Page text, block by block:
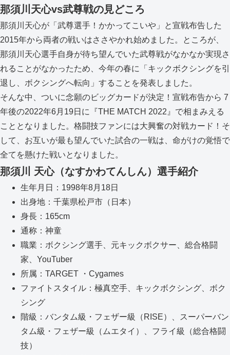
那須川天心vs武尊戦の見どころ
那須川天心が「武尊選手！かかってこいや」と宣戦布告した
2015年から両者の戦いはささやかれ始めました。ところが、
那須川天心選手自身が待ち望んでいた武尊戦がなかなか実現さ
れることがなかったため、今年の春に「キックボクシングを引
退し、ボクシングへ転向」することを発表しました。
そんな中、ついに念願のビッグカードが決定！宣戦布告から 7
年後の2022年6月19日に『THE MATCH 2022』で相まみえる
こととなりました。格闘技ファンには大興奮の対戦カード！そ
して、お互いが最も望んでいた試合の一戦は、命がけの覚悟で
全てを懸けた戦いとなりました。
那須川 天心（なすかわてんしん）選手紹介
生年月日：1998年8月18日
出身地：千葉県松戸市（日本）
身長：165cm
通称：神童
職業：ボクシング選手、元キックボクサー、総合格闘
家、YouTuber
所属：TARGET ・Cygames
ファイトスタイル：極真空手、キックボクシング、ボク
シング
階級：バンタム級・フェザー級（RISE）、スーパーバン
タム級・フェザー級（ムエタイ）、フライ級（総合格闘
技）